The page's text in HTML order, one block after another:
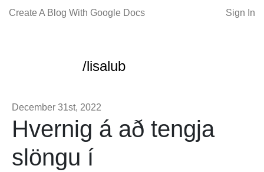
Create A Blog With Google Docs Sign In
/lisalub
December 31st, 2022
Hvernig á að tengja
slöngu í